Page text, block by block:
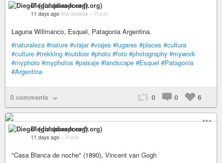
Diego* (diaspora-fr.org)
11 days ago Via mobile – Public
Laguna Willmanco, Esquel, Patagonia Argentina.
#naturaleza #nature #viajar #viajes #lugares #places #cultura
#culture #trekking #outdoor #photo #foto #photography #mywork
#myphoto #myphotos #paisaje #landscape #Esquel #Patagonia
#Argentina
0 comments 0 0 6
Diego* (diaspora-fr.org)
11 days ago – Public
"Casa Blanca de noche" (1890), Vincent van Gogh